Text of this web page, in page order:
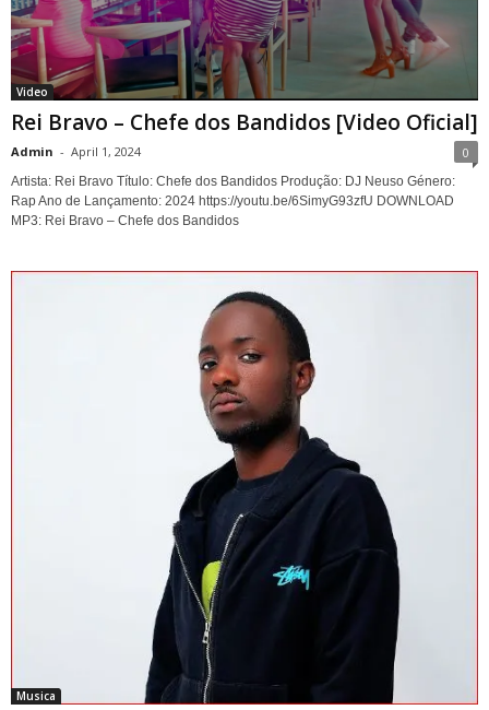
Video
Rei Bravo – Chefe dos Bandidos [Video Oficial]
Admin - April 1, 2024 0
Artista: Rei Bravo Título: Chefe dos Bandidos Produção: DJ Neuso Género:
Rap Ano de Lançamento: 2024 https://youtu.be/6SimyG93zfU DOWNLOAD
MP3: Rei Bravo – Chefe dos Bandidos
Musica